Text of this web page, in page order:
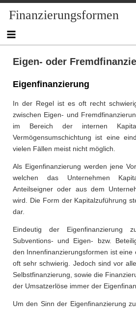
to
Finanzierungsformen
Eigen- oder
Eigenfinanzierung
In der Regel ist es oft recht
zwischen Eigen- und
im Bereich der internen
Vermögensumschichtung ist eine
vielen Fällen meist nicht möglich.
Als Eigenfinanzierung werden jene
welchen das Unternehmen
Anteilseigner oder aus dem
wird. Die Form der Kapitalzuführung
dar.
Eindeutig der Eigenfinanzierung
Subventions- und Eigen- bzw.
den Innenfinanzierungsformen ist eine
oft sehr schwierig. Jedoch sind vor
Selbstfinanzierung, sowie die
der Umsatzerlöse immer der
Um den Sinn der Eigenfinanzierung